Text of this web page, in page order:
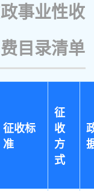
政事业性收
费目录清单
征收标
准
征
收
方
式